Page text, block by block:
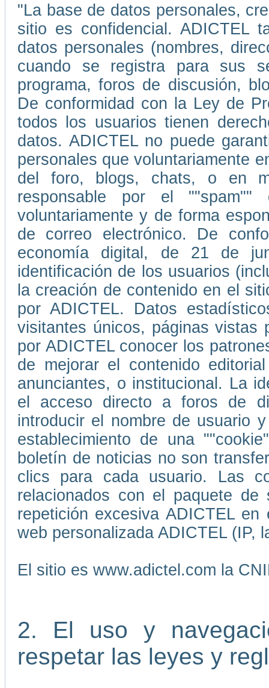
"La base de datos personales,
sitio es confidencial. ADICTEL
datos personales (nombres,
cuando se registra para sus
programa, foros de discusión,
De conformidad con la Ley de
todos los usuarios tienen
datos. ADICTEL no puede
personales que voluntariamente
del foro, blogs, chats, o en
responsable por el
voluntariamente y de forma
de correo electrónico. De
economía digital, de 21 de
identificación de los usuarios
la creación de contenido en el
por ADICTEL. Datos
visitantes únicos, páginas vistas
por ADICTEL conocer los
de mejorar el contenido
anunciantes, o institucional. La
el acceso directo a foros de
introducir el nombre de usuario
establecimiento de una
boletín de noticias no son
clics para cada usuario. Las
relacionados con el paquete
repetición excesiva ADICTEL
web personalizada ADICTEL (IP,
El sitio es www.adictel.com la
2. El uso y
respetar las leyes y